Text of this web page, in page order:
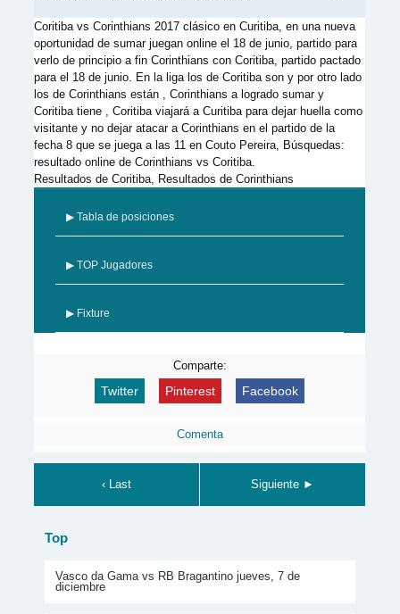
Coritiba vs Corinthians 2017 clásico en Curitiba, en una nueva
oportunidad de sumar juegan online el 18 de junio, partido para
verlo de principio a fin Corinthians con Coritiba, partido pactado
para el 18 de junio. En la liga los de Coritiba son y por otro lado
los de Corinthians están , Corinthians a logrado sumar y
Coritiba tiene , Coritiba viajará a Curitiba para dejar huella como
visitante y no dejar atacar a Corinthians en el partido de la
fecha 8 que se juega a las 11 en Couto Pereira, Búsquedas:
resultado online de Corinthians vs Coritiba.
Resultados de Coritiba, Resultados de Corinthians
▶ Tabla de posiciones
▶ TOP Jugadores
▶ Fixture
Comparte:
Twitter Pinterest Facebook
Comenta
‹ Last Siguiente ►
Top
Vasco da Gama vs RB Bragantino jueves, 7 de
diciembre